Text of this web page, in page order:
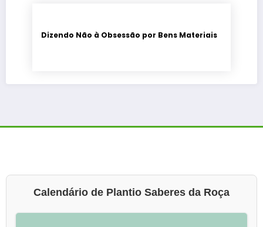
Dizendo Não à Obsessão por Bens Materiais
Calendário de Plantio Saberes da Roça